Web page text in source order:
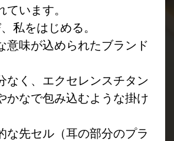
ています。
私をはじめる。
意味が込められたブランド
なく、エクセレンスチタン
かなで包み込むような掛け
な先セル（耳の部分のプラ